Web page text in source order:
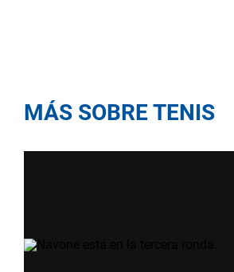
MÁS SOBRE TENIS